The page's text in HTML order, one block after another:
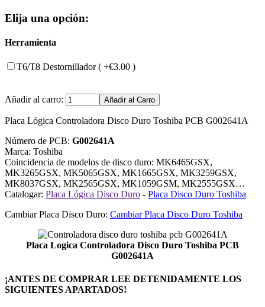
Elija una opción:
Herramienta
T6/T8 Destornillador ( +€3.00 )
Añadir al carro:
Placa Lógica Controladora Disco Duro Toshiba PCB G002641A
Número de PCB: G002641A
Marca: Toshiba
Coincidencia de modelos de disco duro: MK6465GSX,
MK3265GSX, MK5065GSX, MK1665GSX, MK3259GSX,
MK8037GSX, MK2565GSX, MK1059GSM, MK2555GSX…
Catalogar: Placa Lógica Disco Duro - Placa Disco Duro Toshiba
Cambiar Placa Disco Duro: Cambiar Placa Disco Duro Toshiba
Placa Logica Controladora Disco Duro Toshiba PCB
G002641A
¡ANTES DE COMPRAR LEE DETENIDAMENTE LOS
SIGUIENTES APARTADOS!